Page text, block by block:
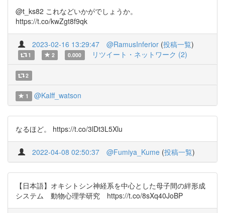
@t_ks82 これなどいかがでしょうか。
https://t.co/kwZgt8f9qk
2023-02-16 13:29:47 @RamusInferior (投稿一覧)
1 2 0.000 リツイート・ネットワーク (2)
2
1 @Kalff_watson
なるほど。 https://t.co/3lDt3L5Xlu
2022-04-08 02:50:37 @Fumiya_Kume (投稿一覧)
【日本語】オキシトシン神経系を中心とした母子間の絆形成
システム 動物心理学研究 https://t.co/8sXq40JoBP